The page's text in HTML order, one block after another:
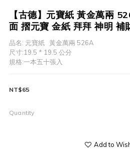
【古德】元寶紙 黃金萬兩
面 摺元寶 金紙 拜拜 神明 補
品名: 元寶紙   黃金萬兩 526A
尺寸:19.5 * 19.5 公分
規格:一本五十張入
NT$65
Quantity
Add to